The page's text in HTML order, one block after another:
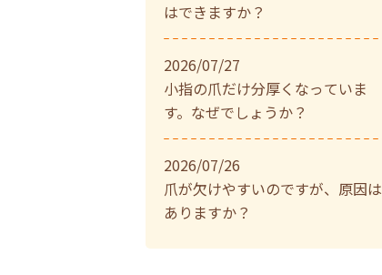
はできますか？
2026/07/27
小指の爪だけ分厚くなっていま
す。なぜでしょうか？
2026/07/26
爪が欠けやすいのですが、原因は
ありますか？